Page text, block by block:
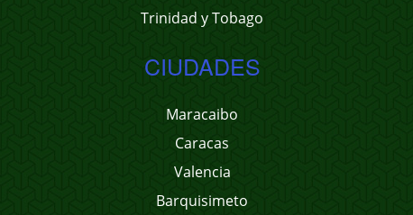
Trinidad y Tobago
CIUDADES
Maracaibo
Caracas
Valencia
Barquisimeto